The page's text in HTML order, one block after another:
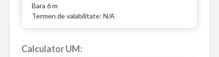
Bara 6 m
Termen de valabilitate: N/A
Calculator UM: